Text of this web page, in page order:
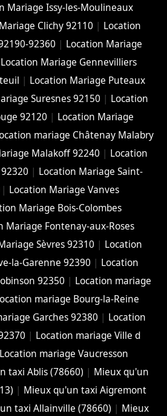
Mariage Issy-les-Moulineaux
Clichy 92110 | Location
92360 | Location Mariage
Location Mariage Gennevilliers
| Location Mariage Puteaux
Suresnes 92150 | Location
92120 | Location Mariage
mariage Châtenay Malabry
Malakoff 92240 | Location
| Location Mariage Saint-
| Location Mariage Vanves
Mariage Bois-Colombes
Mariage Fontenay-aux-Roses
Sèvres 92310 | Location
la-Garenne 92390 | Location
92350 | Location mariage
mariage Bourg-la-Reine
Garches 92380 | Location
| Location mariage Ville d
Location mariage Vaucresson
taxi Ablis (78660) | Mieux qu'un
| Mieux qu'un taxi Aigremont
taxi Allainville (78660) | Mieux